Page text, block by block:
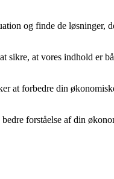
og finde de løsninger,
at vores indhold er
at forbedre din
forståelse af din